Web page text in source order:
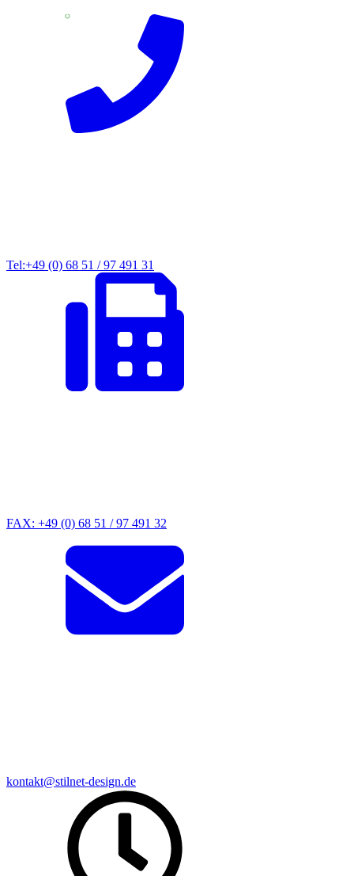
Tel:+49 (0) 68 51 / 97 491 31
FAX: +49 (0) 68 51 / 97 491 32
kontakt@stilnet-design.de